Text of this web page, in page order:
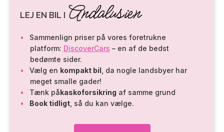
LEJ EN BIL I Andalusien
Sammenlign priser på vores foretrukne
platform: DiscoverCars – en af de bedst
bedømte sider.
Vælg en kompakt bil , da nogle landsbyer har
meget smalle gader!
Tænk påkaskoforsikring af samme grund
Book tidligt , så du kan vælge.